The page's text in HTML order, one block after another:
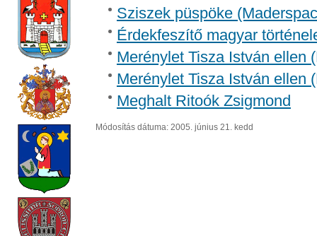
Sziszek püspöke
Érdekfeszítő magyar
Merénylet Tisza István ellen
Merénylet Tisza István ellen
Meghalt Ritoók Zsigmond
Módosítás dátuma: 2005. június 21. kedd